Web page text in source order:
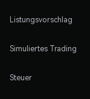
Listungsvorschlag
Simuliertes Trading
Steuer